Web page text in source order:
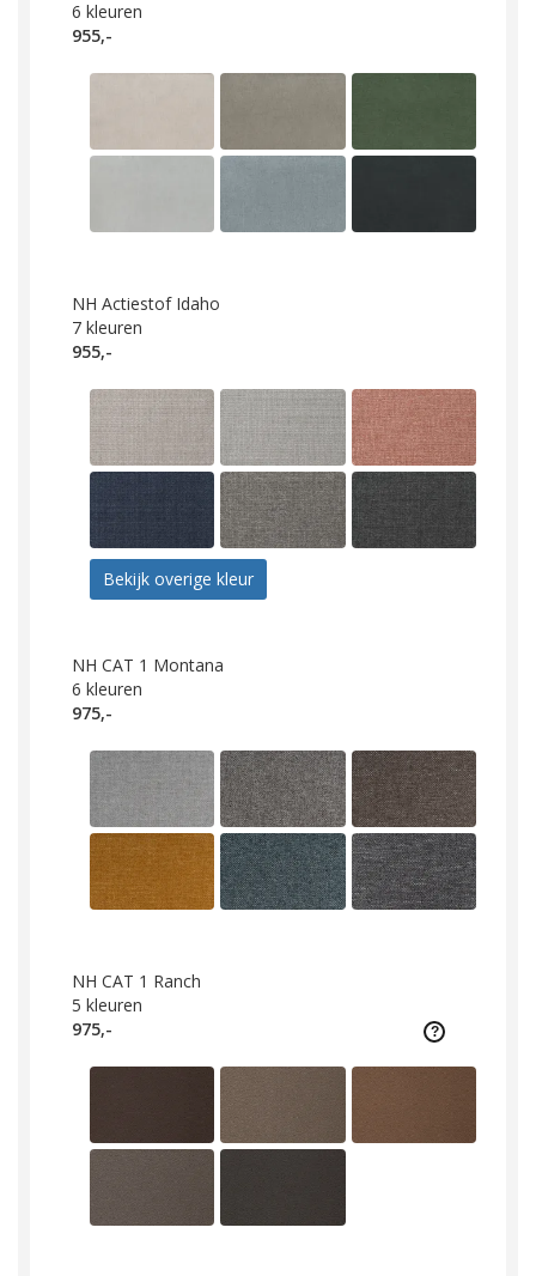
6 kleuren
955,-
NH Actiestof Idaho
7 kleuren
955,-
Bekijk overige kleur
NH CAT 1 Montana
6 kleuren
975,-
NH CAT 1 Ranch
5 kleuren
975,-